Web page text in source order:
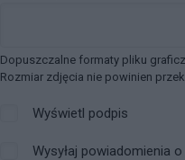
Dopuszczalne formaty pliku
Rozmiar zdjęcia nie powinien
Wyświetl podpis
Wysyłaj powiadomienia